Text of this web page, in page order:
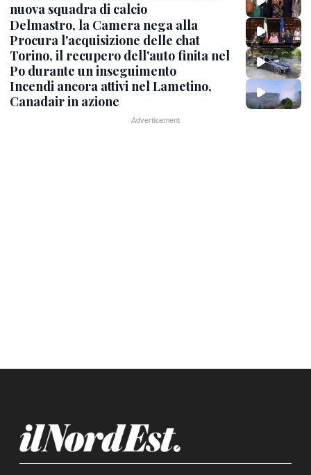
nuova squadra di calcio
Delmastro, la Camera nega alla
Procura l'acquisizione delle chat
Torino, il recupero dell'auto finita nel
Po durante un inseguimento
Incendi ancora attivi nel Lametino,
Canadair in azione